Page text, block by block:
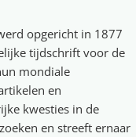
opgericht in 1877
tijdschrift voor de
mondiale
en
kwesties in de
en streeft ernaar